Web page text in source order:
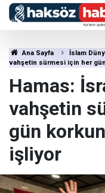
Ana Sayfa İslam
vahşetin sürmesi için her
Hamas:
vahşetin
gün
işliyor